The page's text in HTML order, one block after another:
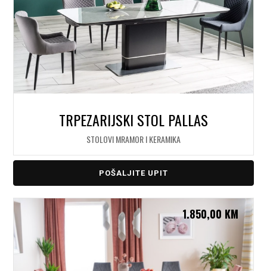
TRPEZARIJSKI STOL PALLAS
STOLOVI MRAMOR I KERAMIKA
POŠALJITE UPIT
1.850,00 KM